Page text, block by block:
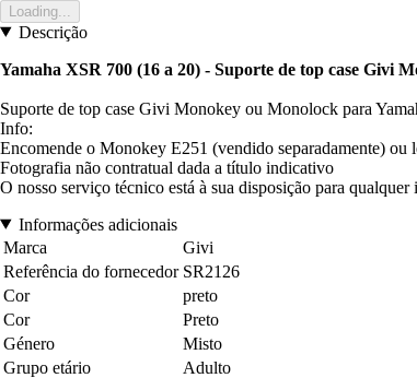
Loading...
Descrição
Yamaha XSR 700 (16 a 20) - Suporte de top case Givi
Suporte de top case Givi Monokey ou Monolock para
Info:
Encomende o Monokey E251 (vendido separadamente) ou
Fotografia não contratual dada a título indicativo
O nosso serviço técnico está à sua disposição para
Informações adicionais
Marca
Givi
Referência do fornecedor SR2126
Cor
preto
Cor
Preto
Género
Misto
Grupo etário
Adulto